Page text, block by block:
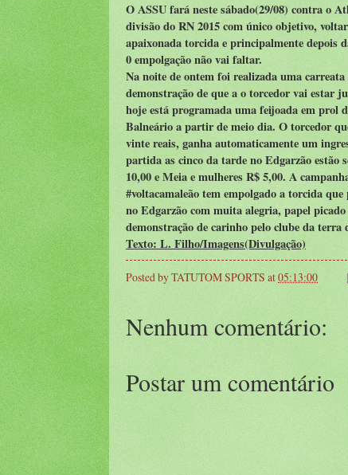
O ASSU fará neste sábado(29/08) contra o
divisão do RN 2015 com único objetivo,
apaixonada torcida e principalmente depois
0 empolgação não vai faltar.
Na noite de ontem foi realizada uma
demonstração de que a o torcedor vai estar
hoje está programada uma feijoada em prol
Balneário a partir de meio dia. O torcedor
vinte reais, ganha automaticamente um
partida as cinco da tarde no Edgarzão estão
10,00 e Meia e mulheres R$ 5,00. A
#voltacamaleão tem empolgado a torcida
no Edgarzão com muita alegria, papel
demonstração de carinho pelo clube da terra
Texto: L. Filho/Imagens(Divulgação)
Posted byTATUTOM SPORTS at05:13:00
Nenhum comentário:
Postar um comentário